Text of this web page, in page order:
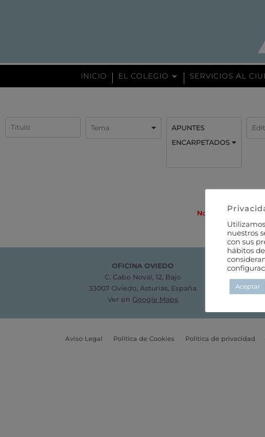
INICIO EL COLEGIO SERVICIOS AL
APUNTES
ENCARPETADOS
No hay libros
OFICINA OVIEDO
C. Cabo Noval, 12, Bajo
33007 Oviedo, Asturias, España
Ver en Google Maps
Aviso Legal Política de Cookies Política de privacidad
nuestros
con sus
hábitos
Aceptar